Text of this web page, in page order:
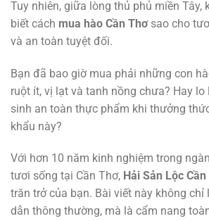
Tuy nhiên, giữa lòng thủ phủ miền Tây,
biết cách mua hào Cần Thơsao cho
và an toàn tuyệt đối.
Bạn đã bao giờ mua phải những con
ruột ít, vị lạt và tanh nồng chưa? Hay lo
sinh an toàn thực phẩm khi thưởng
khẩu này?
Với hơn 10 năm kinh nghiệm trong
tươi sống tại Cần Thơ, Hải Sản Lộc
trăn trở của bạn. Bài viết này không
dẫn thông thường, mà là cẩm nang